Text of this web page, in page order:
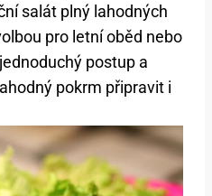
salát plný lahodných
​pro letní oběd nebo
postup a
pokrm připravit i